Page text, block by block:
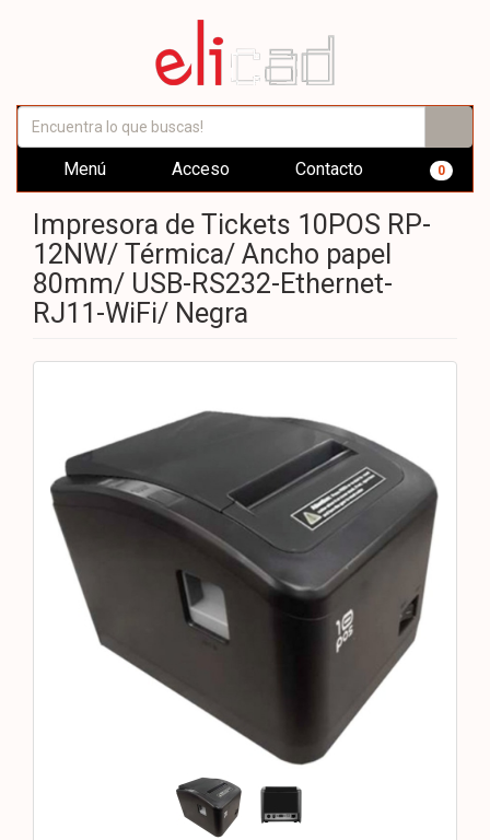
Menú Acceso Contacto 0
Impresora de Tickets 10POS RP-
12NW/ Térmica/ Ancho papel
80mm/ USB-RS232-Ethernet-
RJ11-WiFi/ Negra